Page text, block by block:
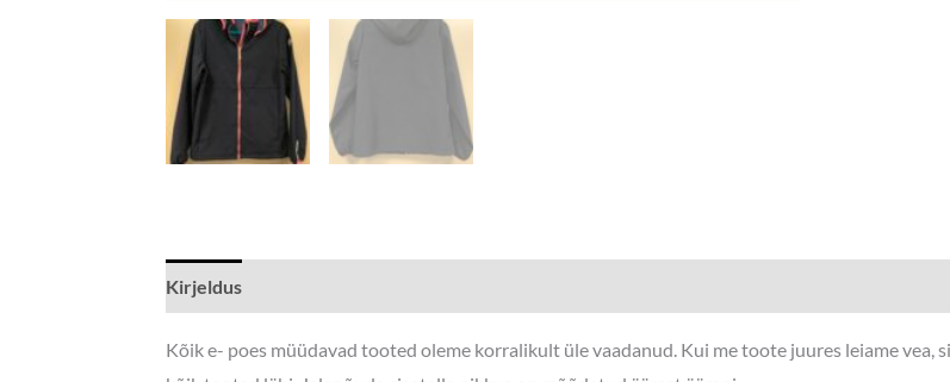
Kirjeldus
Kõik e- poes müüdavad tooted oleme korralikult üle vaadanud. Kui me toote juures leiame vea,